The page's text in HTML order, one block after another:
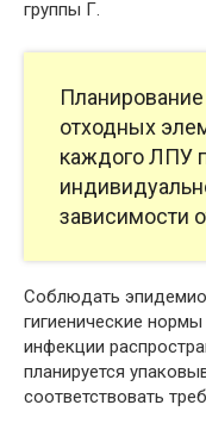
группы Г.
отходных
каждого ЛПУ
зависимости
Соблюдать
гигиенические
инфекции
планируется
соответствовать